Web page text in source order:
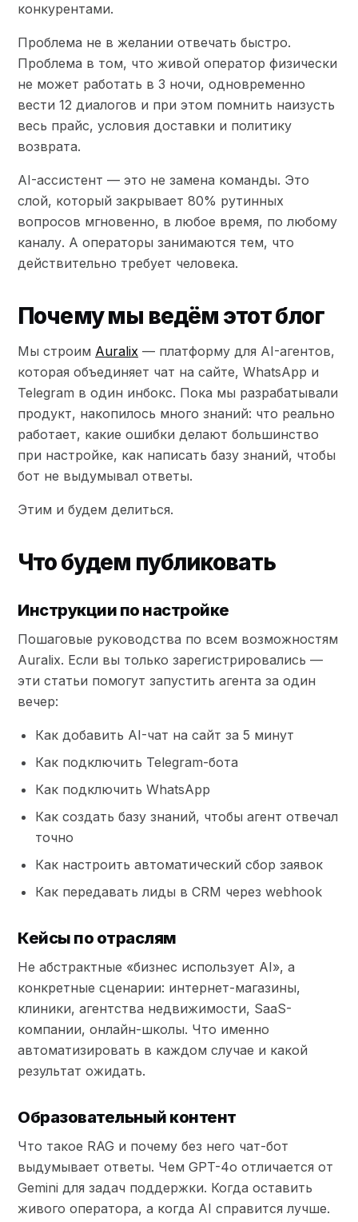
конкурентами.
Проблема не в желании отвечать быстро.
Проблема в том, что живой оператор физически
не может работать в 3 ночи, одновременно
вести 12 диалогов и при этом помнить наизусть
весь прайс, условия доставки и политику
возврата.
AI-ассистент — это не замена команды. Это
слой, который закрывает 80% рутинных
вопросов мгновенно, в любое время, по любому
каналу. А операторы занимаются тем, что
действительно требует человека.
Почему мы ведём этот блог
Мы строим Auralix — платформу для AI-агентов,
которая объединяет чат на сайте, WhatsApp и
Telegram в один инбокс. Пока мы разрабатывали
продукт, накопилось много знаний: что реально
работает, какие ошибки делают большинство
при настройке, как написать базу знаний, чтобы
бот не выдумывал ответы.
Этим и будем делиться.
Что будем публиковать
Инструкции по настройке
Пошаговые руководства по всем возможностям
Auralix. Если вы только зарегистрировались —
эти статьи помогут запустить агента за один
вечер:
Как добавить AI-чат на сайт за 5 минут
Как подключить Telegram-бота
Как подключить WhatsApp
Как создать базу знаний, чтобы агент отвечал
точно
Как настроить автоматический сбор заявок
Как передавать лиды в CRM через webhook
Кейсы по отраслям
Не абстрактные «бизнес использует AI», а
конкретные сценарии: интернет-магазины,
клиники, агентства недвижимости, SaaS-
компании, онлайн-школы. Что именно
автоматизировать в каждом случае и какой
результат ожидать.
Образовательный контент
Что такое RAG и почему без него чат-бот
выдумывает ответы. Чем GPT-4o отличается от
Gemini для задач поддержки. Когда оставить
живого оператора, а когда AI справится лучше.